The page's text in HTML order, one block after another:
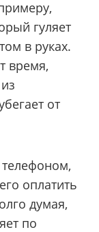
гуляет
в руках.
время,
от
оплатить
думая,
по